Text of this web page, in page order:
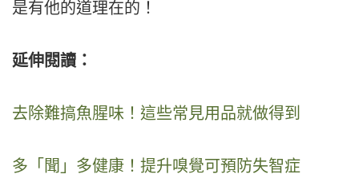
是有他的道理在的！
延伸閱讀：
去除難搞魚腥味！這些常見用品就做得到
多「聞」多健康！提升嗅覺可預防失智症